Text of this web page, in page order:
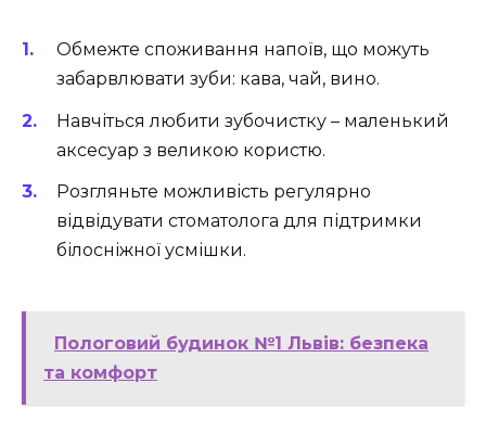
Обмежте споживання напоїв, що можуть
забарвлювати зуби: кава, чай, вино.
Навчіться любити зубочистку – маленький
аксесуар з великою користю.
Розгляньте можливість регулярно
відвідувати стоматолога для підтримки
білосніжної усмішки.
Пологовий будинок №1 Львів: безпека
та комфорт